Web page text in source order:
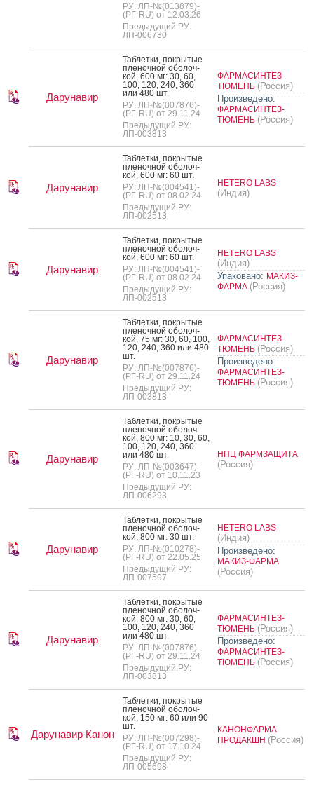
РУ: ЛП-№(013879)-
(РГ-RU) от 12.03.26
Предыдущий РУ:
ЛП-006730
Дарунавир
Таб­летки, пок­ры­тые
пле­ноч­ной обо­лоч­
кой, 600 мг: 30, 60,
100, 120, 240, 360
или 480 шт.
РУ: ЛП-№(007876)-
(РГ-RU) от 29.11.24
Предыдущий РУ:
ЛП-003813
ФАРМАСИНТЕЗ-
ТЮМЕНЬ (Россия)
Произведено:
ФАРМАСИНТЕЗ-
ТЮМЕНЬ (Россия)
Дарунавир
Таб­летки, пок­ры­тые
пле­ноч­ной обо­лоч­
кой, 600 мг: 60 шт.
РУ: ЛП-№(004541)-
(РГ-RU) от 08.02.24
Предыдущий РУ:
ЛП-002513
HETERO LABS
(Индия)
Дарунавир
Таб­летки, пок­ры­тые
пле­ноч­ной обо­лоч­
кой, 600 мг: 60 шт.
РУ: ЛП-№(004541)-
(РГ-RU) от 08.02.24
Предыдущий РУ:
ЛП-002513
HETERO LABS
(Индия)
Упаковано: МАКИЗ-
ФАРМА (Россия)
Дарунавир
Таб­летки, пок­ры­тые
пле­ноч­ной обо­лоч­
кой, 75 мг: 30, 60, 100,
120, 240, 360 или 480
шт.
РУ: ЛП-№(007876)-
(РГ-RU) от 29.11.24
Предыдущий РУ:
ЛП-003813
ФАРМАСИНТЕЗ-
ТЮМЕНЬ (Россия)
Произведено:
ФАРМАСИНТЕЗ-
ТЮМЕНЬ (Россия)
Дарунавир
Таб­летки, пок­ры­тые
пле­ноч­ной обо­лоч­
кой, 800 мг: 10, 30, 60,
100, 120, 240, 360
или 480 шт.
РУ: ЛП-№(003647)-
(РГ-RU) от 10.11.23
Предыдущий РУ:
ЛП-006293
НПЦ ФАРМЗАЩИТА
(Россия)
Дарунавир
Таб­летки, пок­ры­тые
пле­ноч­ной обо­лоч­
кой, 800 мг: 30 шт.
РУ: ЛП-№(010278)-
(РГ-RU) от 22.05.25
Предыдущий РУ:
ЛП-007597
HETERO LABS
(Индия)
Произведено:
МАКИЗ-ФАРМА
(Россия)
Дарунавир
Таб­летки, пок­ры­тые
пле­ноч­ной обо­лоч­
кой, 800 мг: 30, 60,
100, 120, 240, 360
или 480 шт.
РУ: ЛП-№(007876)-
(РГ-RU) от 29.11.24
Предыдущий РУ:
ЛП-003813
ФАРМАСИНТЕЗ-
ТЮМЕНЬ (Россия)
Произведено:
ФАРМАСИНТЕЗ-
ТЮМЕНЬ (Россия)
Дарунавир Канон
Таб­летки, пок­ры­тые
пле­ноч­ной обо­лоч­
кой, 150 мг: 60 или 90
шт.
РУ: ЛП-№(007298)-
(РГ-RU) от 17.10.24
Предыдущий РУ:
ЛП-005698
КАНОНФАРМА
ПРОДАКШН (Россия)